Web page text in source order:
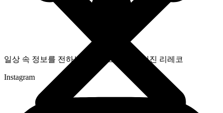
일상 속 정보를 전하는 라이프스타일 매거진 리레코
Instagram